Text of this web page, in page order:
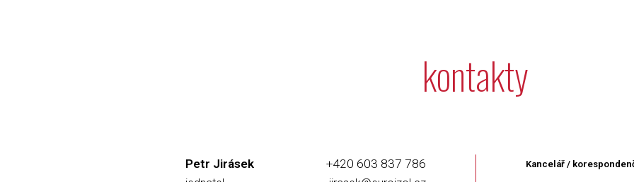
kontakty
Petr Jirásek +420 603 837 786 Kancelář /